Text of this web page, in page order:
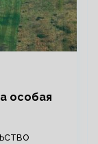
особая